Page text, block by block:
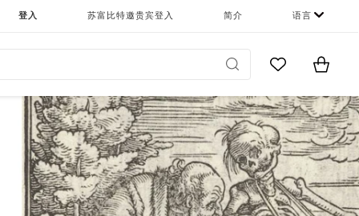
登入 苏富比特邀贵宾登入 简介 语言
Go to MyItems